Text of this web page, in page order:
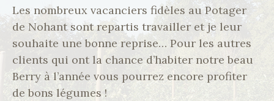
Les nombreux vacanciers fidèles au Potager
de Nohant sont repartis travailler et je leur
souhaite une bonne reprise… Pour les autres
clients qui ont la chance d’habiter notre beau
Berry à l’année vous pourrez encore profiter
de bons légumes !